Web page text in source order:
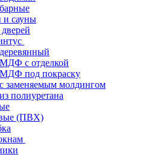
и сауны
с отделкой
под покраску
заменяемым молдингом
полиуретана
(ПВХ)